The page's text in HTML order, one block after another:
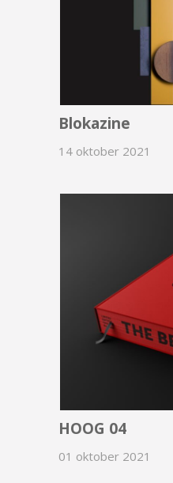
Blokazine
14 oktober 2021
HOOG 04
01 oktober 2021